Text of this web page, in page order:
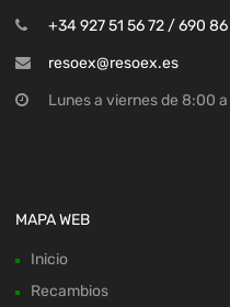
+34 927 51 56 72 / 690
resoex@resoex.es
Lunes a viernes de 8:00
MAPA WEB
Inicio
Recambios